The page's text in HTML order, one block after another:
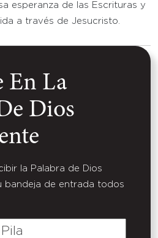
esperanza de las Escrituras y
a través de Jesucristo.
En La
Dios
la Palabra de Dios
bandeja de entrada todos